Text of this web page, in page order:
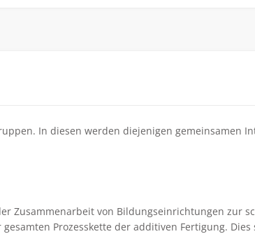
In diesen werden diejenigen gemeinsamen
Zusammenarbeit von Bildungseinrichtungen zur
Prozesskette der additiven Fertigung. Dies